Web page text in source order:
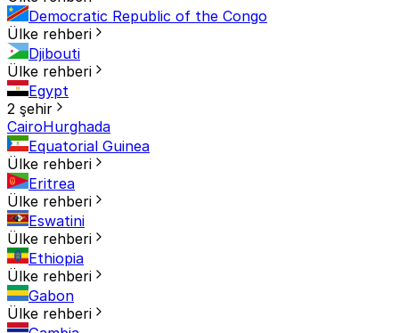
Democratic Republic of the Congo
Ülke rehberi
Djibouti
Ülke rehberi
Egypt
2 şehir
CairoHurghada
Equatorial Guinea
Ülke rehberi
Eritrea
Ülke rehberi
Eswatini
Ülke rehberi
Ethiopia
Ülke rehberi
Gabon
Ülke rehberi